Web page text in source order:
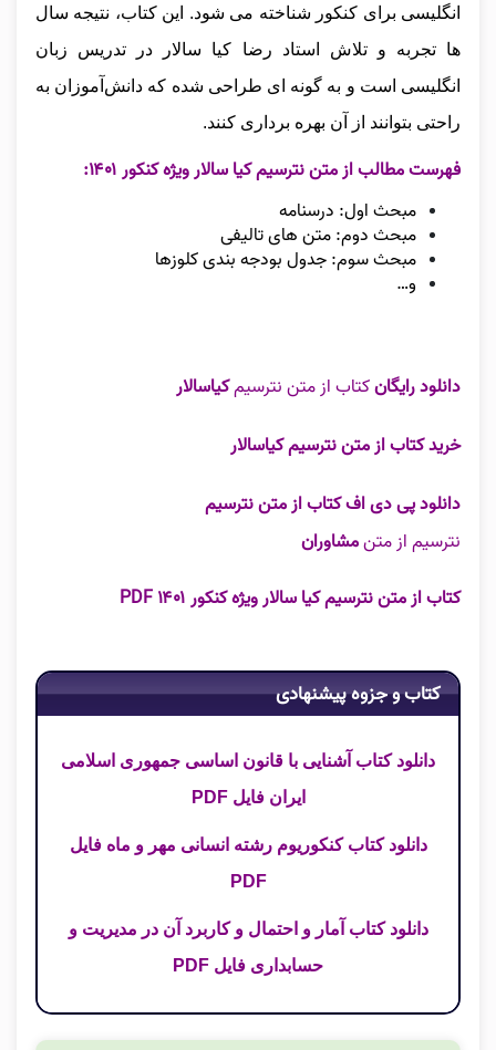
انگلیسی برای کنکور شناخته می‌ شود. این کتاب، نتیجه سال‌
ها تجربه و تلاش استاد رضا کیا سالار در تدریس زبان
انگلیسی است و به گونه‌ ای طراحی شده که دانش‌آموزان به
راحتی بتوانند از آن بهره‌ برداری کنند.
فهرست مطالب از متن نترسیم کیا سالار ویژه کنکور ۱۴۰۱:
مبحث اول: درسنامه
مبحث دوم: متن های تالیفی
مبحث سوم: جدول بودجه بندی کلوزها
و…
دانلود رایگانکتاب از متن نترسیمکیاسالار
خرید کتاب از متن نترسیم کیاسالار
دانلود پی دی اف کتاب از متن نترسیم
نترسیم از متنمشاوران
کتاب از متن نترسیم کیا سالار ویژه کنکور ۱۴۰۱ PDF
کتاب و جزوه پیشنهادی
دانلود کتاب آشنایی با قانون اساسی جمهوری اسلامی
ایران فایل PDF
دانلود کتاب کنکوریوم رشته انسانی مهر و ماه فایل
PDF
دانلود کتاب آمار و احتمال و کاربرد آن در مدیریت و
حسابداری فایل PDF